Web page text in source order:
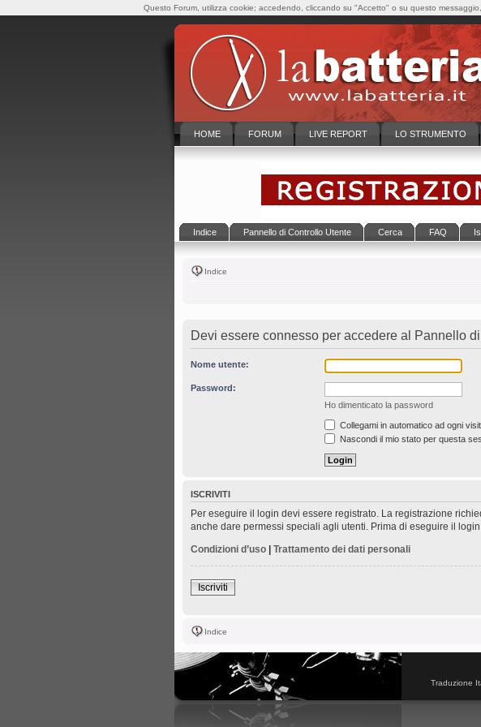
HOME FORUM LIVE REPORT LO STRUMENTO
Indice Pannello di Controllo Utente Cerca FAQ
Indice
Devi essere connesso per accedere al Pannello
Nome utente:
Password:
Ho dimenticato la password
Collegami in automatico ad ogni
Nascondi il mio stato per questa
ISCRIVITI
Per eseguire il login devi essere registrato. La registrazione
anche dare permessi speciali agli utenti. Prima di eseguire il
Condizioni d’uso | Trattamento dei dati personali
Iscriviti
Indice
Traduzione
Questo Forum, utilizza cookie; accedendo, cliccando su "Accetto" o su questo